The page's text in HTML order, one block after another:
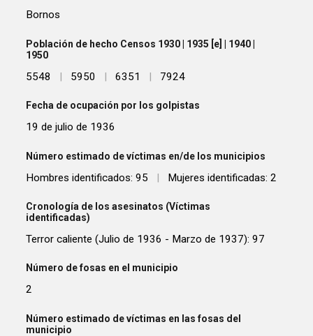
Bornos
Población de hecho Censos 1930 | 1935 [e] | 1940 |
1950
5548 | 5950 | 6351 | 7924
Fecha de ocupación por los golpistas
19 de julio de 1936
Número estimado de víctimas en/de los municipios
Hombres identificados: 95 | Mujeres identificadas: 2
Cronología de los asesinatos (Víctimas
identificadas)
Terror caliente (Julio de 1936 - Marzo de 1937): 97
Número de fosas en el municipio
2
Número estimado de víctimas en las fosas del
municipio